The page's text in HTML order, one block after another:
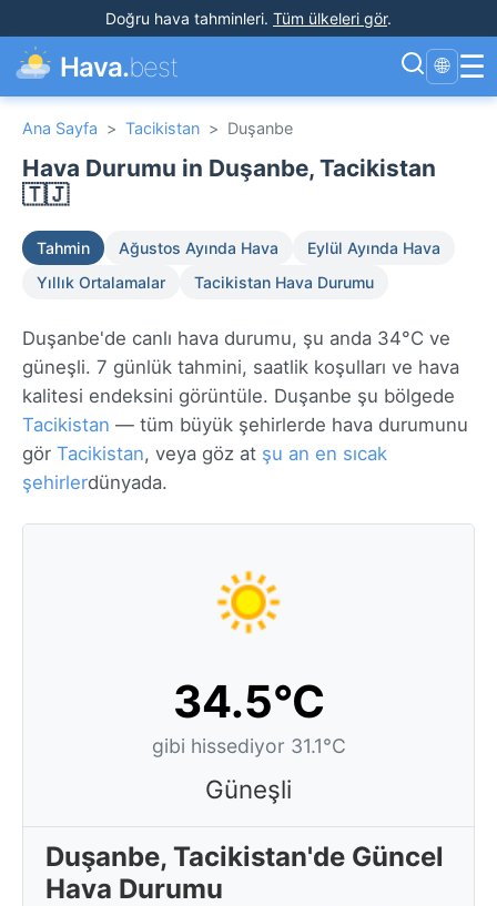
Doğru hava tahminleri. Tüm ülkeleri gör.
Hava.best 🌐 ☰
Ana Sayfa > Tacikistan > Duşanbe
Hava Durumu in Duşanbe, Tacikistan
🇹🇯
Tahmin Ağustos Ayında Hava
Eylül Ayında Hava
Yıllık Ortalamalar
Tacikistan Hava Durumu
Duşanbe'de canlı hava durumu, şu anda 34°C ve
güneşli. 7 günlük tahmini, saatlik koşulları ve hava
kalitesi endeksini görüntüle. Duşanbe şu bölgede
Tacikistan — tüm büyük şehirlerde hava durumunu
gör Tacikistan, veya göz at şu an en sıcak
şehirlerdünyada.
34.5°C
gibi hissediyor 31.1°C
Güneşli
Duşanbe, Tacikistan'de Güncel
Hava Durumu